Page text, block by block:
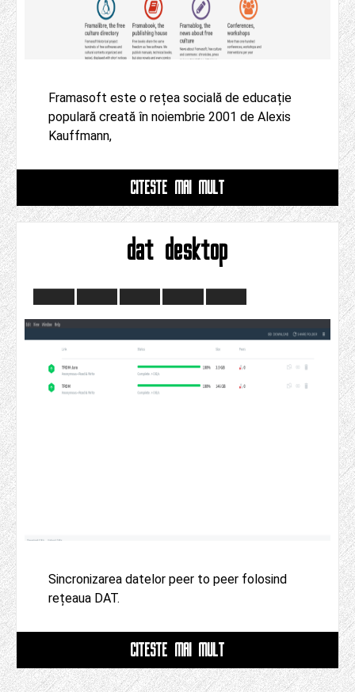
Framasoft este o rețea socială de educație
populară creată în noiembrie 2001 de Alexis
Kauffmann,
CITESTE MAI MULT
dat desktop
Sincronizarea datelor peer to peer folosind
rețeaua DAT.
CITESTE MAI MULT